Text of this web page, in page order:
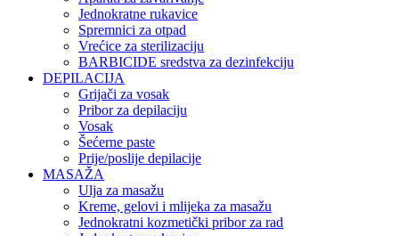
Jednokratne rukavice
Spremnici za otpad
Vrećice za sterilizaciju
BARBICIDE sredstva za dezinfekciju
DEPILACIJA
Grijači za vosak
Pribor za depilaciju
Vosak
Šećerne paste
Prije/poslije depilacije
MASAŽA
Ulja za masažu
Kreme, gelovi i mlijeka za masažu
Jednokratni kozmetički pribor za rad